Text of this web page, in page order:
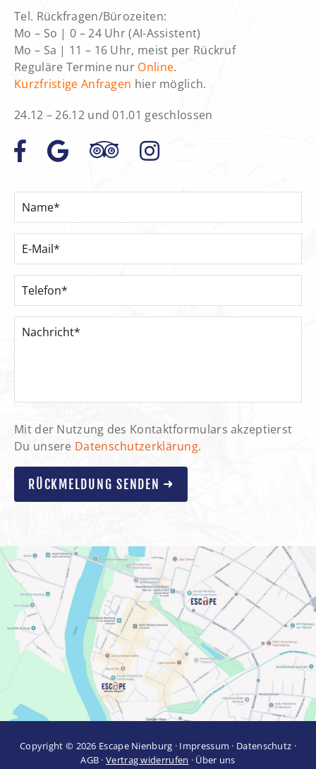
Tel. Rückfragen/Bürozeiten:
Mo – So |0 – 24 Uhr (AI-Assistent)
Mo – Sa | 11 – 16 Uhr, meist per Rückruf
Reguläre Termine nur Online.
Kurzfristige Anfragen hier möglich.
24.12 – 26.12 und 01.01 geschlossen
Mit der Nutzung des Kontaktformulars akzeptierst
Du unsere Datenschutzerklärung.
RÜCKMELDUNG SENDEN
Copyright © 2026 Escape Nienburg · Impressum · Datenschutz ·
AGB ·Vertrag widerrufen · Über uns